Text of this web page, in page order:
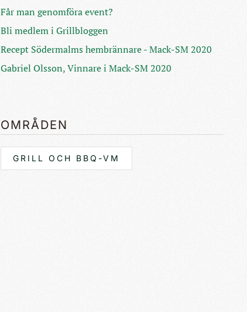
Får man genomföra event?
Bli medlem i Grillbloggen
Recept Södermalms hembrännare - Mack-SM 2020
Gabriel Olsson, Vinnare i Mack-SM 2020
OMRÅDEN
GRILL OCH BBQ-VM